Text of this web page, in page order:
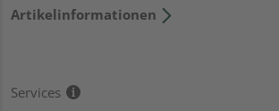
Artikelinformationen
Services